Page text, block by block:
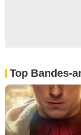
Top Bandes-